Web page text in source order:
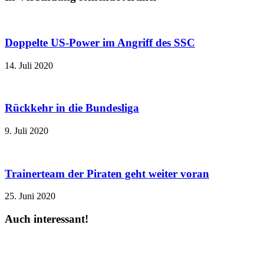
Doppelte US-Power im Angriff des SSC
14. Juli 2020
Rückkehr in die Bundesliga
9. Juli 2020
Trainerteam der Piraten geht weiter voran
25. Juni 2020
Auch interessant!